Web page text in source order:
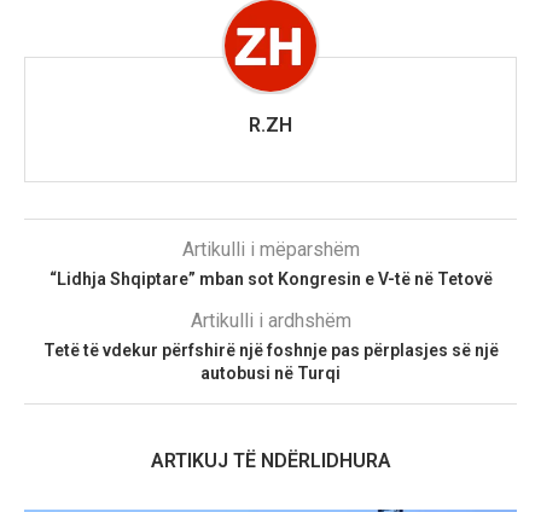
R.ZH
Artikulli i mëparshëm
“Lidhja Shqiptare” mban sot Kongresin e V-të në Tetovë
Artikulli i ardhshëm
Tetë të vdekur përfshirë një foshnje pas përplasjes së një
autobusi në Turqi
ARTIKUJ TË NDËRLIDHURA